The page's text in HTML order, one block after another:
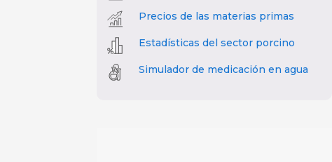
Precios de las materias primas
Estadísticas del sector porcino
Simulador de medicación en agua